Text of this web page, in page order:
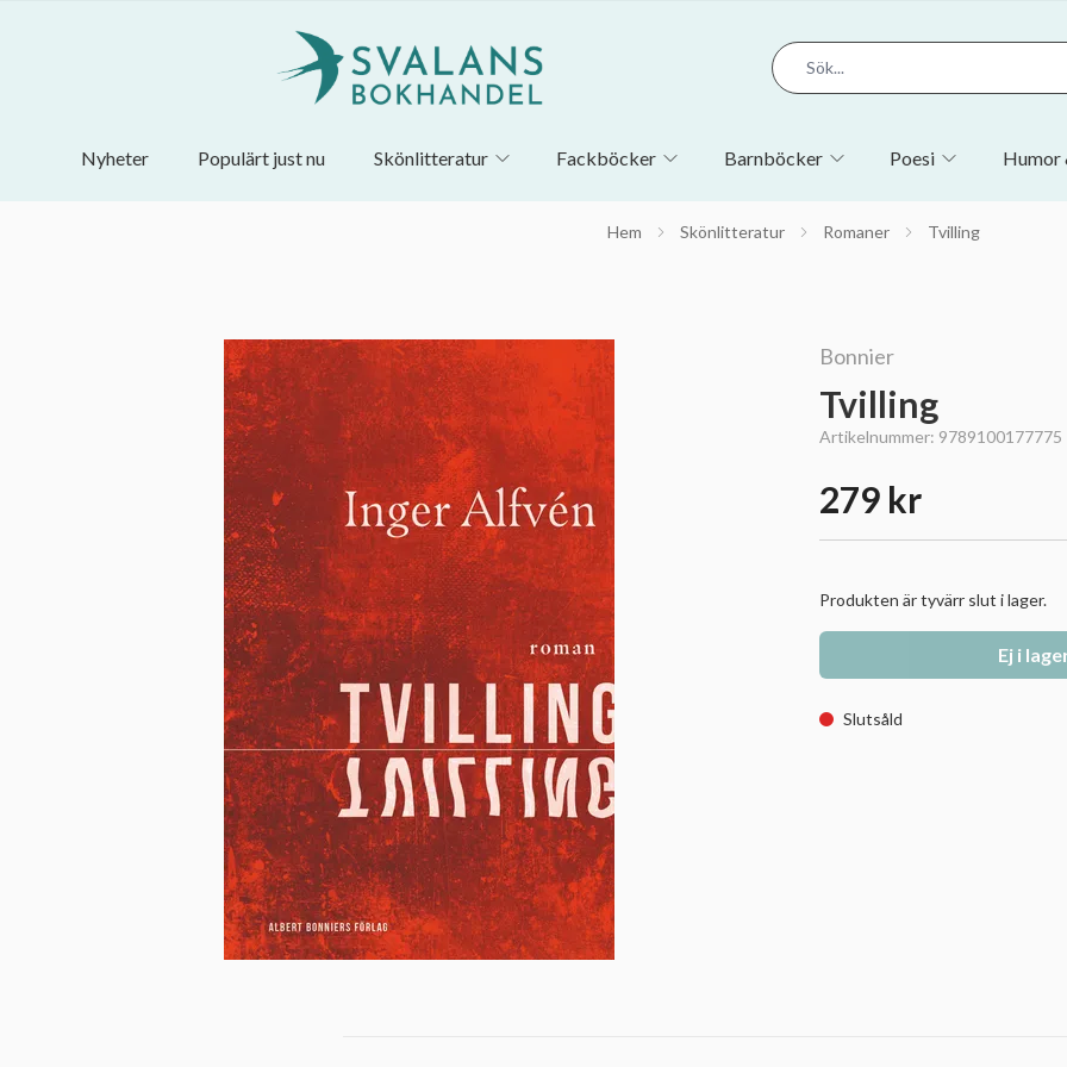
Nyheter Populärt just nu Skönlitteratur Fackböcker Barnböcker Poesi Humor
Hem Skönlitteratur Romaner Tvilling
Bonnier
Tvilling
Artikelnummer: 9789100177775
279 kr
Produkten är tyvärr slut i lager.
Ej i
Slutsåld